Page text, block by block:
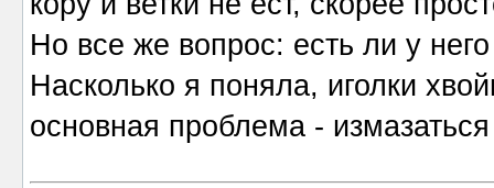
Но все же вопрос: есть ли у
Насколько я поняла, иголки
основная проблема -